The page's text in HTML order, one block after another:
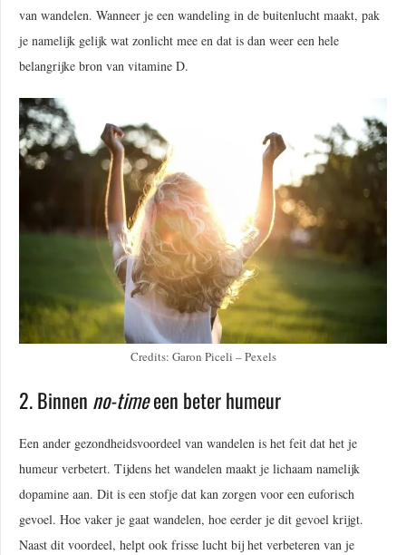
van wandelen. Wanneer je een wandeling in de buitenlucht maakt, pak
je namelijk gelijk wat zonlicht mee en dat is dan weer een hele
belangrijke bron van vitamine D.
Credits: Garon Piceli – Pexels
2. Binnen no-timeeen beter humeur
Een ander gezondheidsvoordeel van wandelen is het feit dat het je
humeur verbetert. Tijdens het wandelen maakt je lichaam namelijk
dopamine aan. Dit is een stofje dat kan zorgen voor een euforisch
gevoel. Hoe vaker je gaat wandelen, hoe eerder je dit gevoel krijgt.
Naast dit voordeel, helpt ook frisse lucht bij het verbeteren van je